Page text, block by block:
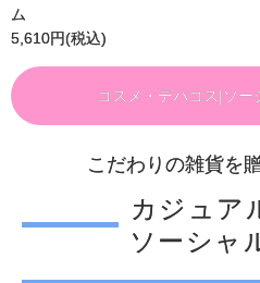
ム
5,610円(税込)
コスメ・デパコス|ソー
こだわりの雑貨を
カジュア
ソーシャ